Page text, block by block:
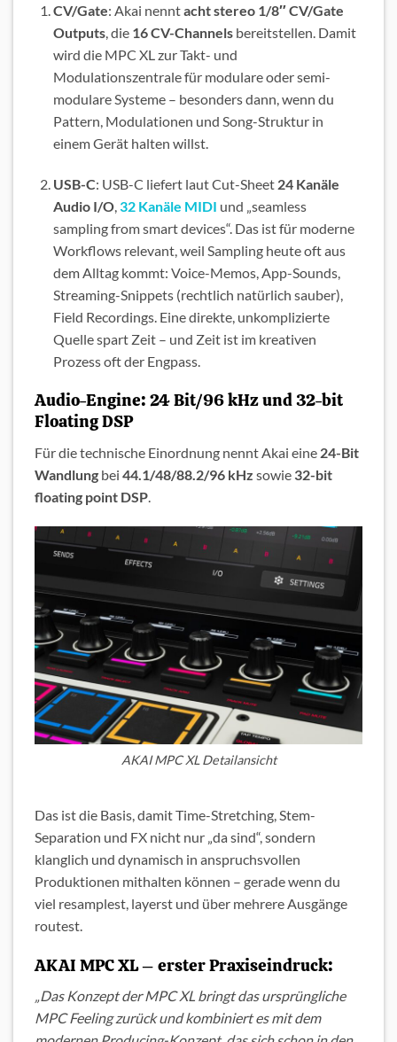
CV/Gate: Akai nenntacht stereo 1/8″ CV/Gate
Outputs, die 16 CV-Channelsbereitstellen. Damit
wird die MPC XL zur Takt- und
Modulationszentrale für modulare oder semi-
modulare Systeme – besonders dann, wenn du
Pattern, Modulationen und Song-Struktur in
einem Gerät halten willst.
USB-C: USB-C liefert laut Cut-Sheet 24 Kanäle
Audio I/O, 32 Kanäle MIDI und „seamless
sampling from smart devices“. Das ist für moderne
Workflows relevant, weil Sampling heute oft aus
dem Alltag kommt: Voice-Memos, App-Sounds,
Streaming-Snippets (rechtlich natürlich sauber),
Field Recordings. Eine direkte, unkomplizierte
Quelle spart Zeit – und Zeit ist im kreativen
Prozess oft der Engpass.
Audio-Engine: 24 Bit/96 kHz und 32-bit
Floating DSP
Für die technische Einordnung nennt Akai eine 24-Bit
Wandlung bei 44.1/48/88.2/96 kHz sowie 32-bit
floating point DSP.
AKAI MPC XL Detailansicht
Das ist die Basis, damit Time-Stretching, Stem-
Separation und FX nicht nur „da sind“, sondern
klanglich und dynamisch in anspruchsvollen
Produktionen mithalten können – gerade wenn du
viel resamplest, layerst und über mehrere Ausgänge
routest.
AKAI MPC XL – erster Praxiseindruck:
„Das Konzept der MPC XL bringt das ursprüngliche
MPC Feeling zurück und kombiniert es mit dem